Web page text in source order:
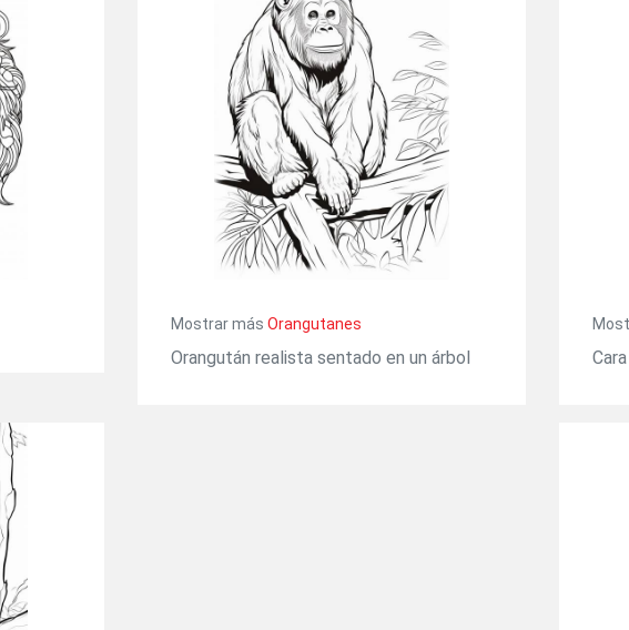
Mostrar más Orangutanes
Orangután realista sentado en un árbol